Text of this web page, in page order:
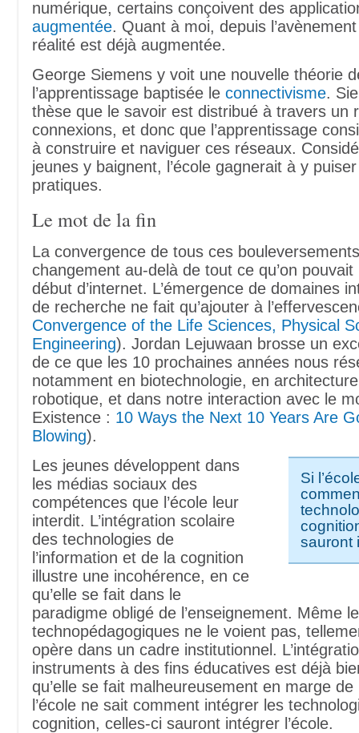
numérique, certains conçoivent des
augmentée. Quant à moi, depuis
réalité est déjà augmentée.
George Siemens y voit une nouvelle théorie
l’apprentissage baptisée le connectivisme.
thèse que le savoir est distribué à travers un
connexions, et donc que l’apprentissage
à construire et naviguer ces réseaux.
jeunes y baignent, l’école gagnerait à y
pratiques.
Le mot de la fin
La convergence de tous ces
changement au-delà de tout ce qu’on
début d’internet. L’émergence de domaines
de recherche ne fait qu’ajouter à
Convergence of the Life Sciences, Physical
Engineering). Jordan Lejuwaan brosse un
de ce que les 10 prochaines années nous
notamment en biotechnologie, en
robotique, et dans notre interaction avec le
Existence : 10 Ways the Next 10 Years Are
Blowing).
Si
sauront
Les jeunes développent dans
les médias sociaux des
compétences que l’école leur
interdit. L’intégration scolaire
des technologies de
l’information et de la cognition
illustre une incohérence, en ce
qu’elle se fait dans le
paradigme obligé de l’enseignement. Même
technopédagogiques ne le voient pas,
opère dans un cadre institutionnel.
instruments à des fins éducatives est déjà
qu’elle se fait malheureusement en marge de
l’école ne sait comment intégrer les
cognition, celles-ci sauront intégrer l’école.